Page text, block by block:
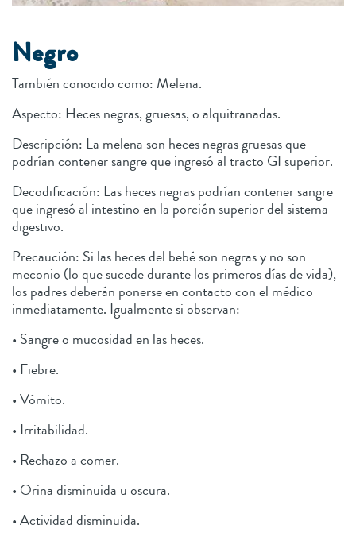
Negro
También conocido como: Melena.
Aspecto: Heces negras, gruesas, o alquitranadas.
Descripción: La melena son heces negras gruesas que
podrían contener sangre que ingresó al tracto GI superior.
Decodificación: Las heces negras podrían contener sangre
que ingresó al intestino en la porción superior del sistema
digestivo.
Precaución: Si las heces del bebé son negras y no son
meconio (lo que sucede durante los primeros días de vida),
los padres deberán ponerse en contacto con el médico
inmediatamente. Igualmente si observan:
• Sangre o mucosidad en las heces.
• Fiebre.
• Vómito.
• Irritabilidad.
• Rechazo a comer.
• Orina disminuida u oscura.
• Actividad disminuida.